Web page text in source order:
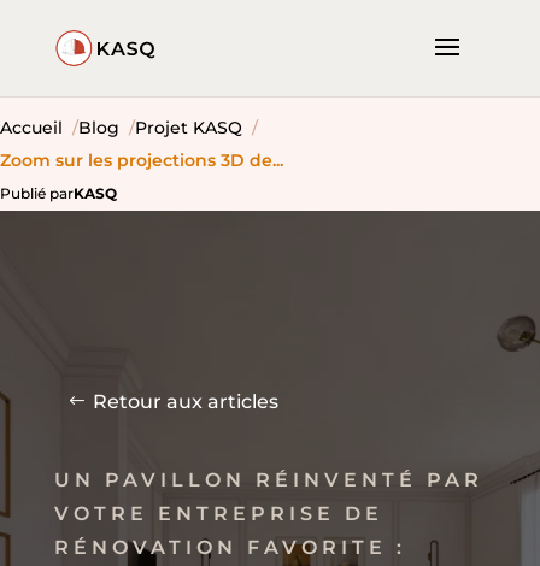
Accueil Blog
Projet KASQ
Zoom sur les projections 3D de...
Publié parKASQ
Retour aux articles
UN PAVILLON RÉINVENTÉ PAR
VOTRE ENTREPRISE DE
RÉNOVATION FAVORITE :